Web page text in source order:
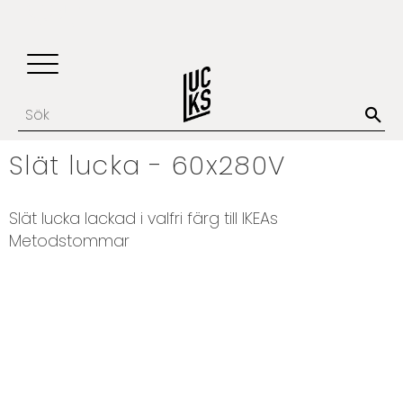
Slät lucka - 60x280V
​Slät lucka lackad i valfri färg till IKEAs
Metodstommar